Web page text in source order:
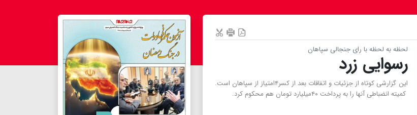
لحظه به لحظه با رای جنجالی سپاهان
رسوایی زرد
این گزارشی کوتاه از جزئیات و اتفاقات بعد از کسر۴امتیاز از سپاهان است.
کمیته انضباطی آنها را به پرداخت ۴۰میلیارد تومان هم محکوم کرد.